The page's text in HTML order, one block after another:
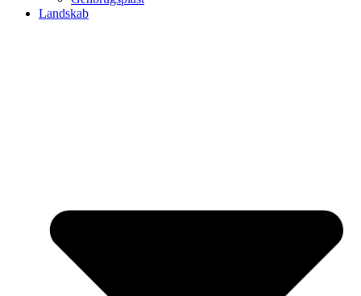
Landskab